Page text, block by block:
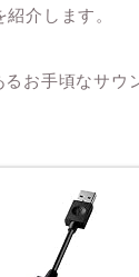
介します。
お手頃なサウ